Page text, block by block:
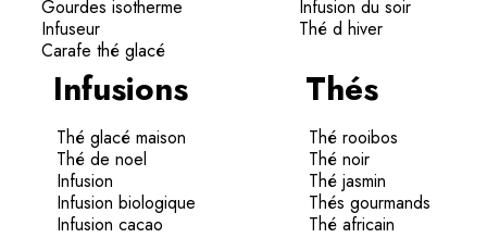
Gourdes isotherme
Infuseur
Carafe thé glacé
Infusion du soir
Thé d hiver
Infusions
Thé glacé maison
Thé de noel
Infusion
Infusion biologique
Infusion cacao
Thés
Thé rooibos
Thé noir
Thé jasmin
Thés gourmands
Thé africain